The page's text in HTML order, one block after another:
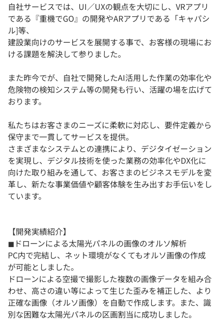
自社サービスでは、UI／UXの観点を大切にし、VRアプリ
である『重機でGO』の開発やARアプリである「キャパシ
ル]等、
建設業向けのサービスを展開する事で、お客様の現場にお
ける課題を解決して参りました。
また昨今でが、自社で開発したAI活用した作業の効率化や
危険物の検知システム等の開発も行い、活躍の場を広げて
おります。
私たちはお客さまのニーズに柔軟に対応し、要件定義から
保守まで一貫してサービスを提供。
さまざまなシステムとの連携により、デジタイゼーション
を実現し、デジタル技術を使った業務の効率化やDX化に
向けた取り組みを通して、お客さまのビジネスモデルを変
革し、新たな事業価値や顧客体験を生み出すお手伝いをし
ています。
【開発実績紹介】
◼︎ドローンによる太陽光パネルの画像のオルソ解析
PC内で完結し、ネット環境がなくてもオルソ画像の作成
が可能としました。
ドローンによる空撮で撮影した複数の画像データを組み合
わせ、高さの違い等によって生じた歪みを補正した、より
正確な画像（オルソ画像）を自動で作成します。また、識
別な困難な太陽光パネルの区画割当に成功しました。